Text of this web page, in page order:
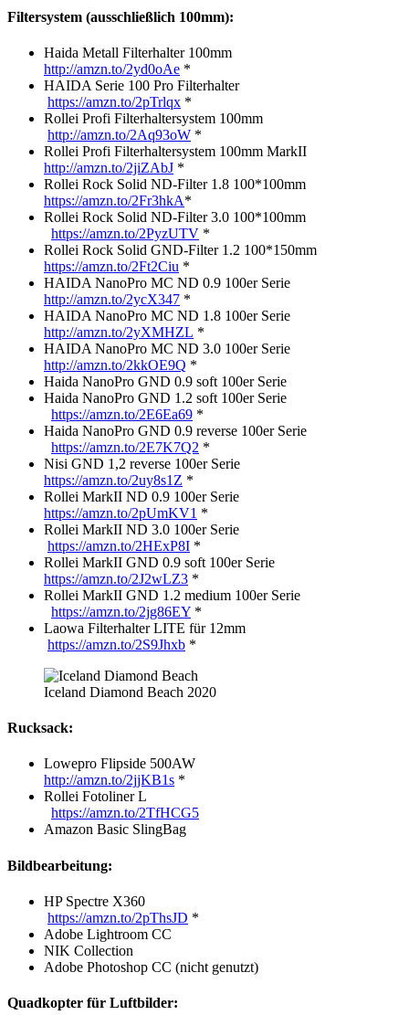
Filtersystem (ausschließlich 100mm):
Haida Metall Filterhalter 100mm
http://amzn.to/2yd0oAe *
HAIDA Serie 100 Pro Filterhalter
https://amzn.to/2pTrlqx *
Rollei Profi Filterhaltersystem 100mm
http://amzn.to/2Aq93oW *
Rollei Profi Filterhaltersystem 100mm MarkII
http://amzn.to/2jiZAbJ *
Rollei Rock Solid ND-Filter 1.8 100*100mm
https://amzn.to/2Fr3hkA*
Rollei Rock Solid ND-Filter 3.0 100*100mm
https://amzn.to/2PyzUTV *
Rollei Rock Solid GND-Filter 1.2 100*150mm
https://amzn.to/2Ft2Ciu *
HAIDA NanoPro MC ND 0.9 100er Serie
http://amzn.to/2ycX347 *
HAIDA NanoPro MC ND 1.8 100er Serie
http://amzn.to/2yXMHZL *
HAIDA NanoPro MC ND 3.0 100er Serie
http://amzn.to/2kkOE9Q *
Haida NanoPro GND 0.9 soft 100er Serie
Haida NanoPro GND 1.2 soft 100er Serie
https://amzn.to/2E6Ea69 *
Haida NanoPro GND 0.9 reverse 100er Serie
https://amzn.to/2E7K7Q2 *
Nisi GND 1,2 reverse 100er Serie
https://amzn.to/2uy8s1Z *
Rollei MarkII ND 0.9 100er Serie
https://amzn.to/2pUmKV1 *
Rollei MarkII ND 3.0 100er Serie
https://amzn.to/2HExP8I *
Rollei MarkII GND 0.9 soft 100er Serie
https://amzn.to/2J2wLZ3 *
Rollei MarkII GND 1.2 medium 100er Serie
https://amzn.to/2jg86EY *
Laowa Filterhalter LITE für 12mm
https://amzn.to/2S9Jhxb *
Iceland Diamond Beach 2020
Rucksack:
Lowepro Flipside 500AW
http://amzn.to/2jjKB1s *
Rollei Fotoliner L
https://amzn.to/2TfHCG5
Amazon Basic SlingBag
Bildbearbeitung:
HP Spectre X360
https://amzn.to/2pThsJD *
Adobe Lightroom CC
NIK Collection
Adobe Photoshop CC (nicht genutzt)
Quadkopter für Luftbilder: